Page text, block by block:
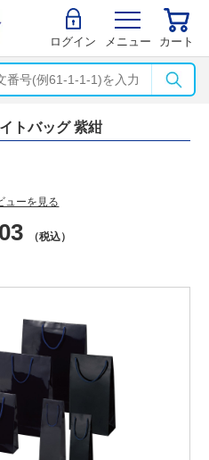
ログイン メニュー カート
トバッグ 紫紺
ューを見る
（税込）